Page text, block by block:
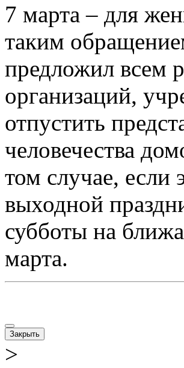
7 марта – для
таким
предложил всем
организаций,
отпустить
человечества
том случае, если
выходной
субботы на
марта.
Закрыть
>